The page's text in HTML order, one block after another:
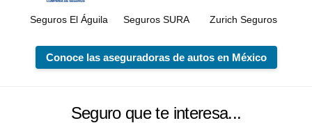
Seguros El Águila Seguros SURA Zurich Seguros
Conoce las aseguradoras de autos en México
Seguro que te interesa...